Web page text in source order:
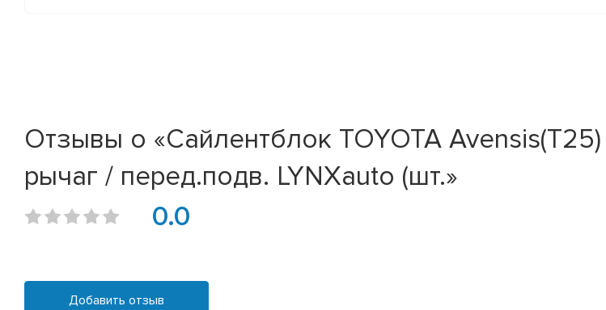
Отзывы о «Сайлентблок TOYOTA
рычаг / перед.подв. LYNXauto (шт.»
0.0
Добавить отзыв